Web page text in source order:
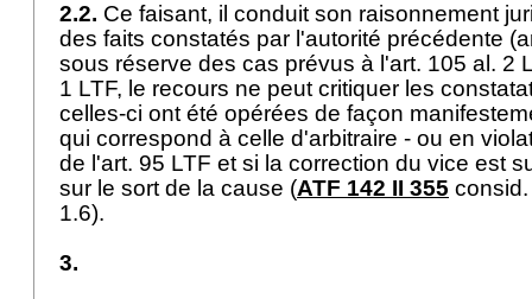
2.2. Ce faisant, il conduit son raisonnement
des faits constatés par l'autorité précédente (
sous réserve des cas prévus à l'art. 105 al. 2
1 LTF, le recours ne peut critiquer les
celles-ci ont été opérées de façon
qui correspond à celle d'arbitraire - ou en
de l'art. 95 LTF et si la correction du vice est
sur le sort de la cause (ATF 142 II 355
1.6).
3.